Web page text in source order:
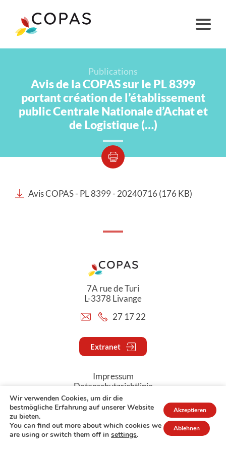
Publications
Avis de la COPAS sur le PL 8399
portant création de l’établissement
public Centrale Nationale d’Achat et
de Logistique (…)
Avis COPAS - PL 8399 - 20240716 (176 KB)
7A rue de Turi
L-3378 Livange
27 17 22
Extranet
Impressum
Datenschutzrichtlinie
© Copyright 2026 - COPAS
Wir verwenden Cookies, um dir die
bestmögliche Erfahrung auf unserer Website
zu bieten.
You can find out more about which cookies we
are using or switch them off in settings.
Akzeptieren
Ablehnen